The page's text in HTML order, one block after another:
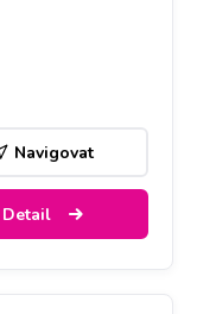
Navigovat
Detail